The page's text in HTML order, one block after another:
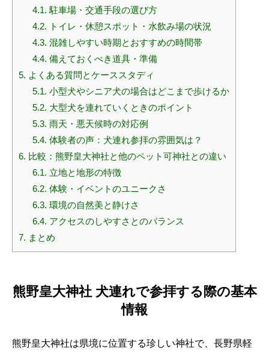
4.1. 駐車場・交通手段の選び方
4.2. トイレ・休憩スポット・水飲み場の状況
4.3. 混雑しやすい時期とおすすめの時間帯
4.4. 備えておくべき道具・準備
5. よくある質問とケーススタディ
5.1. 小型犬やシニア犬の場合はどこまで歩けるか
5.2. 大型犬を連れていくときのポイント
5.3. 雨天・悪天候時の対応例
5.4. 体験者の声：犬連れ参拝の雰囲気は？
6. 比較：熊野皇大神社と他のペット可神社との違い
6.1. 立地と地形の特徴
6.2. 体験・イベントのユニークさ
6.3. 環境の自然美と静けさ
6.4. アクセスのしやすさとのバランス
7. まとめ
熊野皇大神社 犬連れで参拝する際の基本
情報
熊野皇大神社は県境に位置する珍しい神社で、長野県軽